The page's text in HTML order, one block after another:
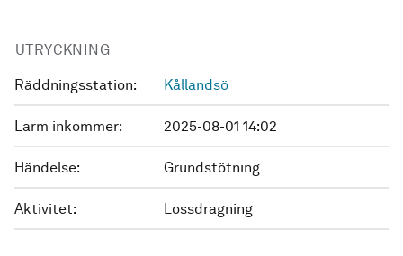
UTRYCKNING
Räddningsstation: Kållandsö
Larm inkommer: 2025-08-01 14:02
Händelse: Grundstötning
Aktivitet: Lossdragning